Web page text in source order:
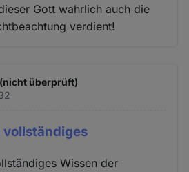
Gott wahrlich auch die
verdient!
überprüft)
vollständiges
Wissen der